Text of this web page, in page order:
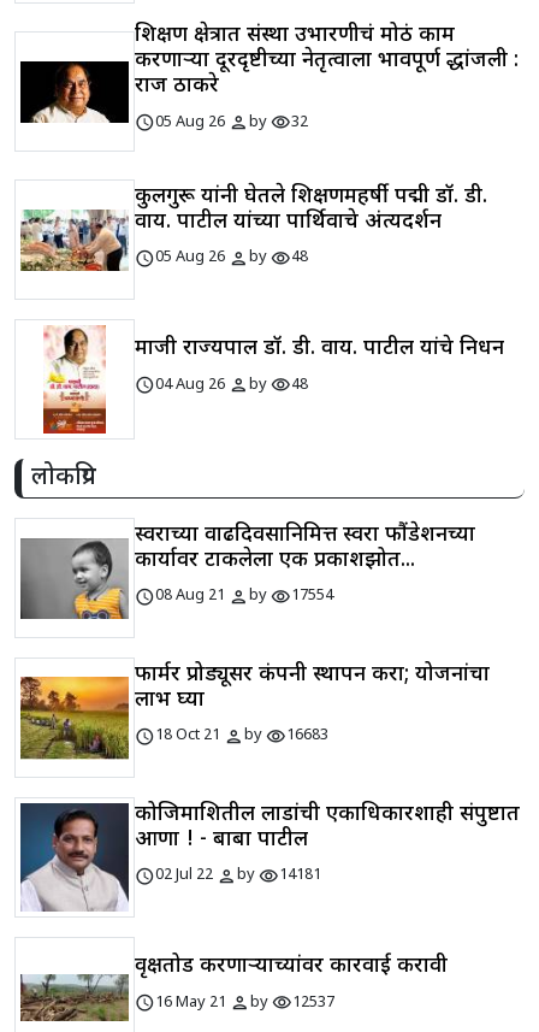
शिक्षण क्षेत्रात संस्था उभारणीचं मोठं काम
करणाऱ्या दूरदृष्टीच्या नेतृत्वाला भावपूर्ण श्रद्धांजली :
राज ठाकरे
schedule05 Aug 26 personbyvisibility32
कुलगुरू यांनी घेतले शिक्षणमहर्षी पद्मश्री डॉ. डी.
वाय. पाटील यांच्या पार्थिवाचे अंत्यदर्शन
schedule05 Aug 26 personbyvisibility48
माजी राज्यपाल डॉ. डी. वाय. पाटील यांचे निधन
schedule04 Aug 26 personbyvisibility48
लोकप्रिय
स्वराच्या वाढदिवसानिमित्त स्वरा फौंडेशनच्या
कार्यावर टाकलेला एक प्रकाशझोत...
schedule08 Aug 21 personbyvisibility17554
फार्मर प्रोड्यूसर कंपनी स्थापन करा; योजनांचा
लाभ घ्या
schedule18 Oct 21 personbyvisibility16683
कोजिमाशितील लाडांची एकाधिकारशाही संपुष्टात
आणा ! - बाबा पाटील
schedule02 Jul 22 personbyvisibility14181
वृक्षतोड करणाऱ्याच्यांवर कारवाई करावी
schedule16 May 21 personbyvisibility12537